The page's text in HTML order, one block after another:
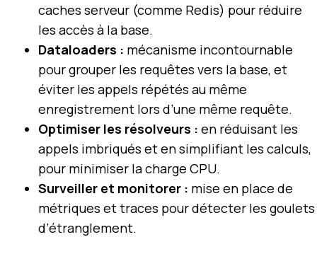
caches serveur (comme Redis) pour réduire
les accès à la base.
Dataloaders : mécanisme incontournable
pour grouper les requêtes vers la base, et
éviter les appels répétés au même
enregistrement lors d’une même requête.
Optimiser les résolveurs : en réduisant les
appels imbriqués et en simplifiant les calculs,
pour minimiser la charge CPU.
Surveiller et monitorer : mise en place de
métriques et traces pour détecter les goulets
d’étranglement.